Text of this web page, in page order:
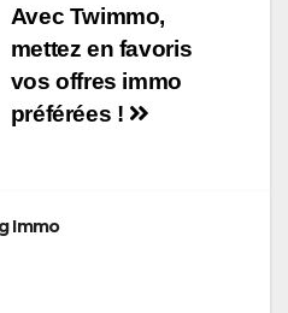
Avec Twimmo,
mettez en favoris
vos offres immo
préférées !
Immo